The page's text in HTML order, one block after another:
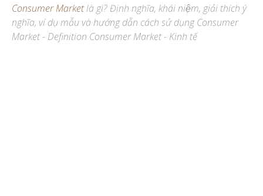
Consumer Marketlà gì? Định nghĩa, khái niệm, giải thích ý
nghĩa, ví dụ mẫu và hướng dẫn cách sử dụng Consumer
Market - Definition Consumer Market - Kinh tế